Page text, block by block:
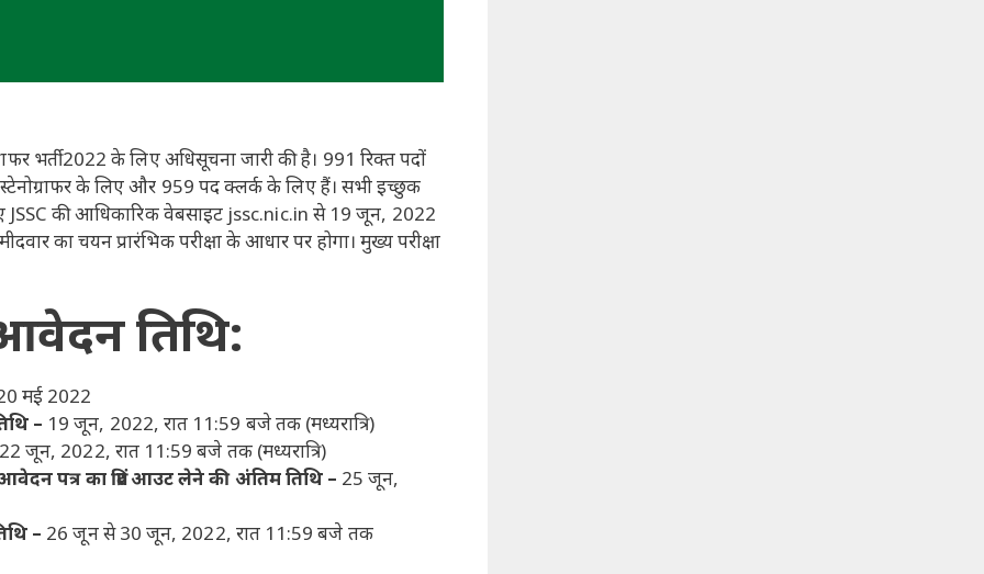
भर्ती 2022 के लिए अधिसूचना जारी की है। 991 रिक्त पदों
के लिए और 959 पद क्लर्क के लिए हैं। सभी इच्छुक
JSSC की आधिकारिक वेबसाइट jssc.nic.in से 19 जून, 2022
का चयन प्रारंभिक परीक्षा के आधार पर होगा। मुख्य परीक्षा
तिथि:
मई 2022
– 19 जून, 2022, रात 11:59 बजे तक (मध्यरात्रि)
22 जून, 2022, रात 11:59 बजे तक (मध्यरात्रि)
पत्र का प्रिंट आउट लेने की अंतिम तिथि – 25 जून,
– 26 जून से 30 जून, 2022, रात 11:59 बजे तक